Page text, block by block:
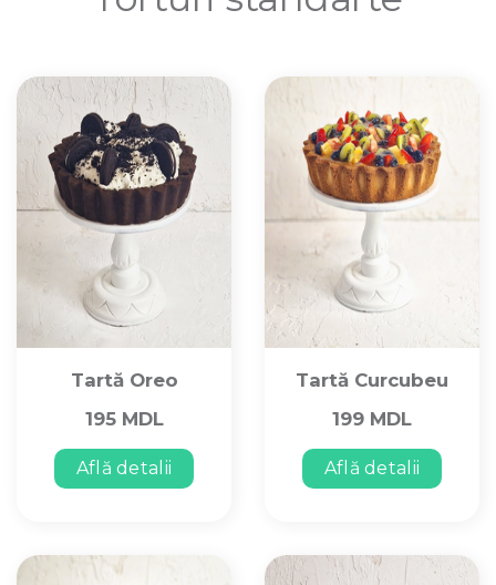
Tartă Oreo
195 MDL
Află detalii
Tartă Curcubeu
199 MDL
Află detalii